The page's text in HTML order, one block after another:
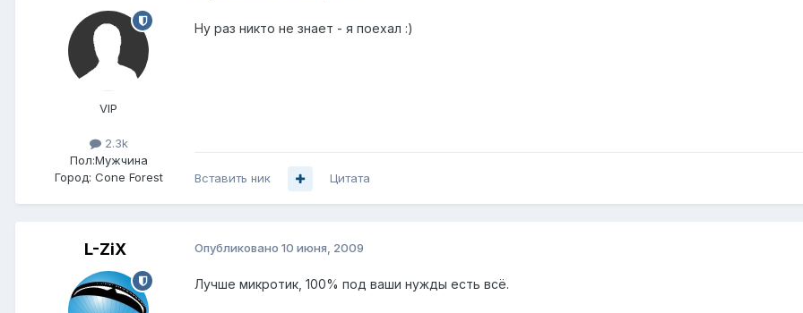
VIP
2.3k
Пол:Мужчина
Город: Cone Forest
Ну раз никто не знает - я поехал :)
Вставить ник Цитата
L-ZiX Опубликовано 10 июня, 2009
Лучше микротик, 100% под ваши нужды есть всё.